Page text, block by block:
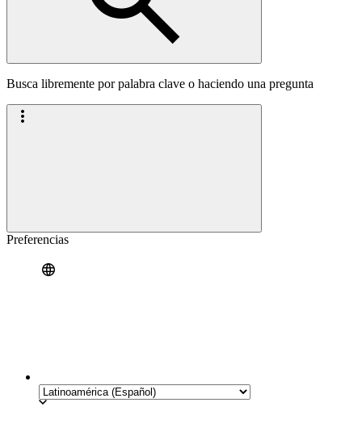
Busca libremente por palabra clave o haciendo una pregunta
Preferencias